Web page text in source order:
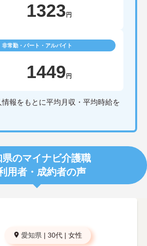
1323 円
非常勤・パート・アルバイト
1449 円
報をもとに平均月収・平均時給を
県のマイナビ介護職
用者・成約者の声
愛知県 | 30代 | 女性